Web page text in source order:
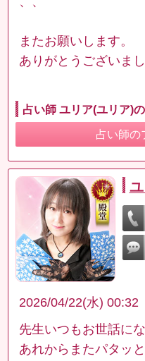
またお願いします。
ありがとうございまし
占い師 ユリア(ユリア)
占い師の
2026/04/22(水) 00:32
先生いつもお世話に
あれからまたパタッ